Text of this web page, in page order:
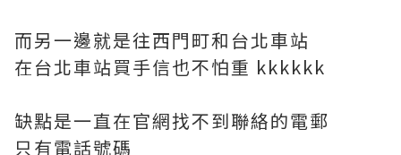
而另一邊就是往西門町和台北車站
在台北車站買手信也不怕重 kkkkkk
缺點是一直在官網找不到聯絡的電郵
只有電話號碼